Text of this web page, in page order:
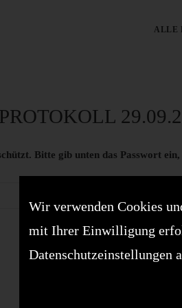
ALLE
Bitte gib unten das Passwort
Wir verwenden Cookies
mit Ihrer Einwilligung
Datenschutzeinstellungen